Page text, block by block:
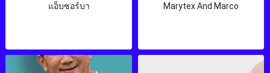
แอ็บซอร์บา Marytex And Marco